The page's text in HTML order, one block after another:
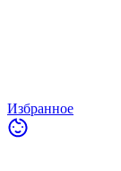
Избранное